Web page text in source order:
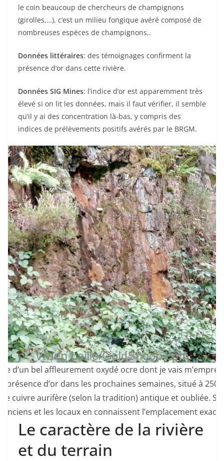
le coin beaucoup de chercheurs de champignons
(girolles,…), c’est un milieu fongique avéré composé de
nombreuses espèces de champignons,.
Données littéraires: des témoignages confirment la
présence d’or dans cette rivière.
Données SIG Mines: l’indice d’or est apparemment très
élevé si on lit les données, mais il faut vérifier, il semble
qu’il y ai des concentration là-bas, y compris des
indices de prélèvements positifs avérés par le BRGM.
d’un bel affleurement oxydé ocre dont je vais
présence d’or dans les prochaines semaines, situé à 250
cuivre aurifère (selon la tradition) antique et oubliée.
anciens et les locaux en connaissent l’emplacement exact.
Le caractère de la rivière
et du terrain